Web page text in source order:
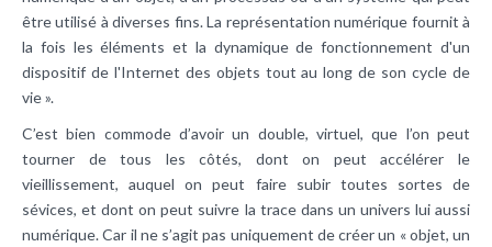
être utilisé à diverses fins. La représentation numérique fournit à
la fois les éléments et la dynamique de fonctionnement d'un
dispositif de l'Internet des objets tout au long de son cycle de
vie ».
C’est bien commode d’avoir un double, virtuel, que l’on peut
tourner de tous les côtés, dont on peut accélérer le
vieillissement, auquel on peut faire subir toutes sortes de
sévices, et dont on peut suivre la trace dans un univers lui aussi
numérique. Car il ne s’agit pas uniquement de créer un « objet, un